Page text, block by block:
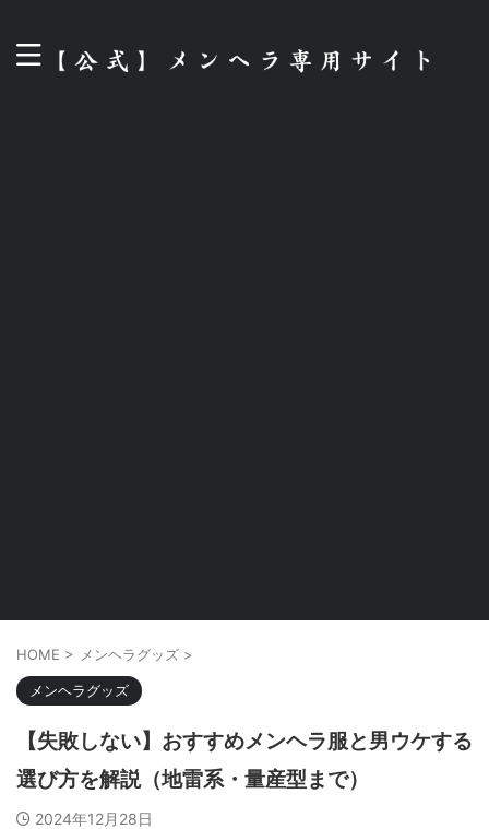
HOME > メンヘラグッズ >
メンヘラグッズ
【失敗しない】おすすめメンヘラ服と男ウケする
選び方を解説（地雷系・量産型まで）
2024年12月28日